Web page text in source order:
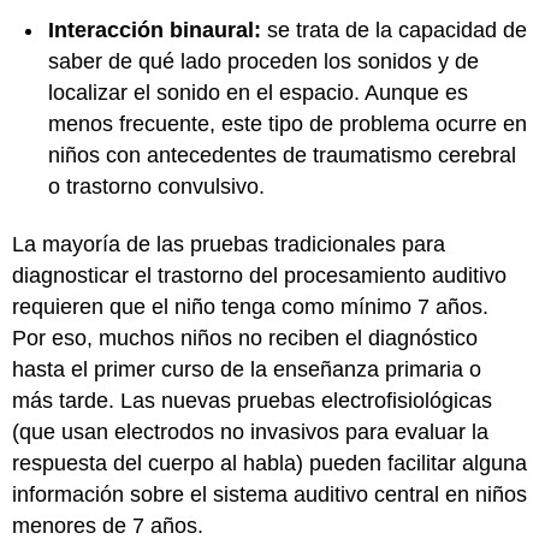
Interacción binaural: se trata de la capacidad de
saber de qué lado proceden los sonidos y de
localizar el sonido en el espacio. Aunque es
menos frecuente, este tipo de problema ocurre en
niños con antecedentes de traumatismo cerebral
o trastorno convulsivo.
La mayoría de las pruebas tradicionales para
diagnosticar el trastorno del procesamiento auditivo
requieren que el niño tenga como mínimo 7 años.
Por eso, muchos niños no reciben el diagnóstico
hasta el primer curso de la enseñanza primaria o
más tarde. Las nuevas pruebas electrofisiológicas
(que usan electrodos no invasivos para evaluar la
respuesta del cuerpo al habla) pueden facilitar alguna
información sobre el sistema auditivo central en niños
menores de 7 años.